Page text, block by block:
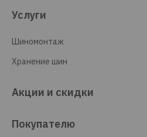
Услуги
Шиномонтаж
Хранение шин
Акции и скидки
Покупателю